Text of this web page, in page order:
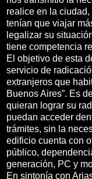
realice en la
tenían que viajar
legalizar su
tiene competencia
El objetivo de esta
servicio de
extranjeros que
Buenos Aires”. Es
quieran lograr su
puedan acceder
trámites, sin la
edificio cuenta con
público,
generación, PC y
En sintonía con